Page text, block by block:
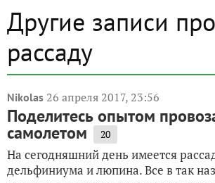
Другие записи про
рассаду
Nikolas 26 апреля 2017, 23:56
Поделитесь опытом
самолетом 20
На сегодняшний день имеется
дельфиниума и люпина. Все в так